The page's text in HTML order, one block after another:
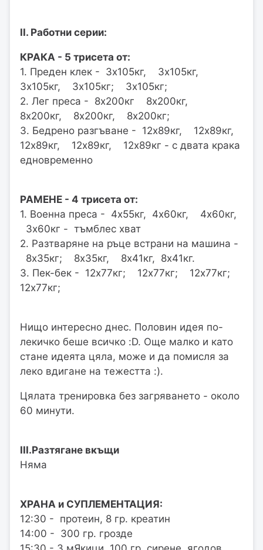
II. Работни серии:
КРАКА - 5 трисета от:
1. Преден клек - 3х105кг, 3x105кг,
3х105кг, 3х105кг; 3х105кг;
2. Лег преса - 8х200кг 8х200кг,
8х200кг, 8х200кг, 8х200кг;
3. Бедрено разгъване - 12х89кг, 12х89кг,
12х89кг, 12х89кг, 12х89кг - с двата крака
едновременно
РАМЕНЕ - 4 трисета от:
1. Военна преса - 4х55кг, 4х60кг, 4х60кг,
3х60кг - тъмблес хват
2. Разтваряне на ръце встрани на машина -
8х35кг; 8х35кг, 8х41кг, 8х41кг.
3. Пек-бек - 12х77кг; 12х77кг; 12х77кг;
12х77кг;
Нищо интересно днес. Половин идея по-
лекичко беше всичко :D. Още малко и като
стане идеята цяла, може и да помисля за
леко вдигане на тежестта :).
Цялата тренировка без загряването - около
60 минути.
III.Разтягане вкъщи
Няма
ХРАНА и СУПЛЕМЕНТАЦИЯ:
12:30 - протеин, 8 гр. креатин
14:00 - 300 гр. грозде